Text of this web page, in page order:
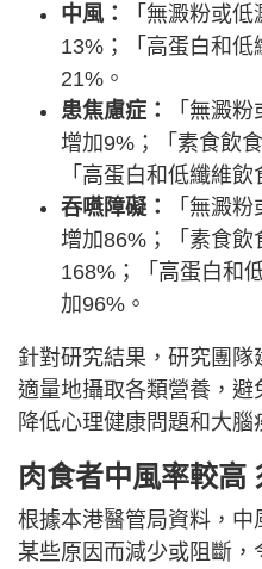
中風：
「無澱粉或
13%；「高蛋白和
21%。
患焦慮症：
「無澱
增加9%；「素食飲
「高蛋白和低纖維
吞嚥障礙：
「無澱
增加86%；「素食飲
168%；「高蛋白和
加96%。
針對研究結果，研究團隊
適量地攝取各類營養，避
降低心理健康問題和大腦
肉食者中風率較高
根據本港醫管局資料，中
某些原因而減少或阻斷